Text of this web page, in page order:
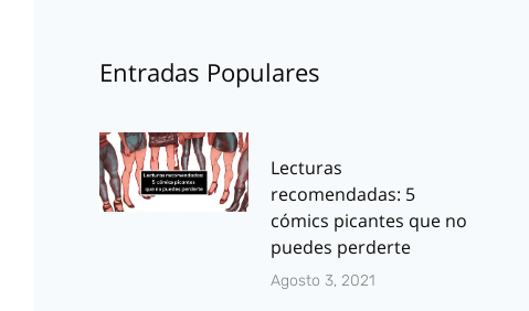
Entradas Populares
Lecturas
recomendadas: 5
cómics picantes que no
puedes perderte
Agosto 3, 2021